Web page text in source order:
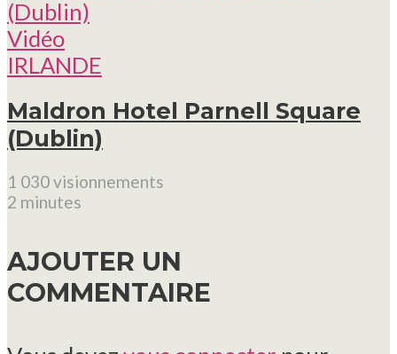
Vidéo
IRLANDE
Maldron Hotel Parnell Square
(Dublin)
1 030 visionnements
2 minutes
AJOUTER UN
COMMENTAIRE